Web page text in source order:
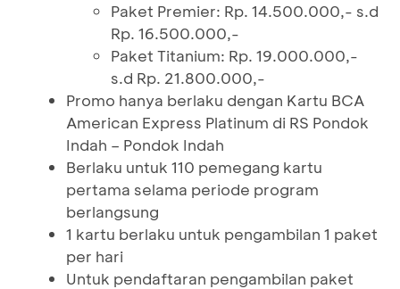
Paket Premier: Rp. 14.500.000,- s.d
Rp. 16.500.000,-
Paket Titanium: Rp. 19.000.000,-
s.d Rp. 21.800.000,-
Promo hanya berlaku dengan Kartu BCA
American Express Platinum di RS Pondok
Indah – Pondok Indah
Berlaku untuk 110 pemegang kartu
pertama selama periode program
berlangsung
1 kartu berlaku untuk pengambilan 1 paket
per hari
Untuk pendaftaran pengambilan paket